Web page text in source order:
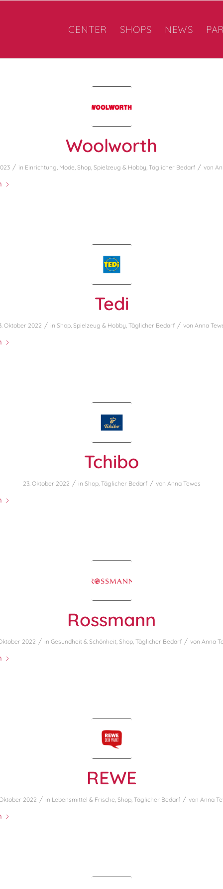
CENTER SHOPS NEWS
Woolworth
/ in Einrichtung, Mode, Shop, Spielzeug & Hobby, Täglicher Bedarf / von
Tedi
Oktober 2022 / in Shop, Spielzeug & Hobby, Täglicher Bedarf / von Anna
Tchibo
23. Oktober 2022 / in Shop, Täglicher Bedarf / von Anna Tewes
Rossmann
2022 / in Gesundheit & Schönheit, Shop, Täglicher Bedarf / von Anna
REWE
2022 / in Lebensmittel & Frische, Shop, Täglicher Bedarf / von Anna